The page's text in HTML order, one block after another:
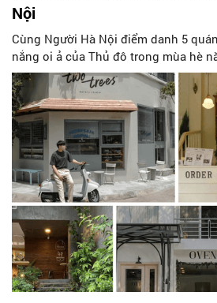
Nội
Cùng Người Hà Nội điểm danh 5
nắng oi ả của Thủ đô trong mùa hè